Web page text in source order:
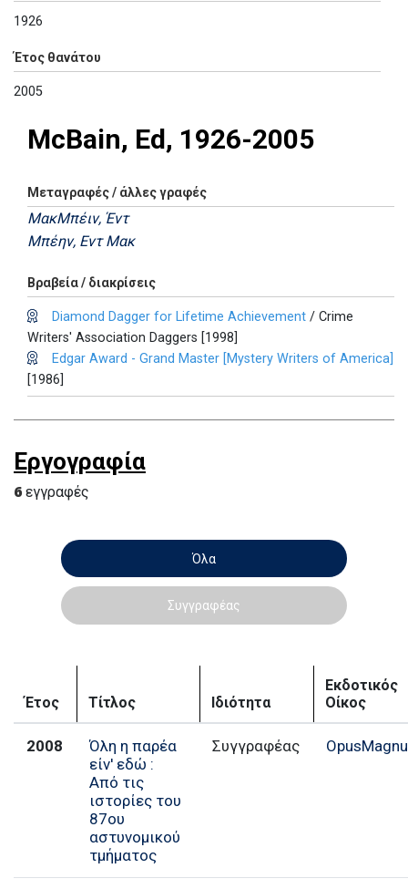
1926
Έτος θανάτου
2005
McBain, Ed, 1926-2005
Μεταγραφές / άλλες γραφές
ΜακΜπέιν, Έντ
Μπέην, Εντ Μακ
Βραβεία / διακρίσεις
Diamond Dagger for Lifetime Achievement / Crime
Writers' Association Daggers [1998]
Edgar Award - Grand Master [Mystery Writers of America]
[1986]
Εργογραφία
6 εγγραφές
Όλα
Συγγραφέας
Έτος Τίτλος Ιδιότητα
Εκδοτικός
Οίκος
2008
Όλη η παρέα
είν' εδώ :
Από τις
ιστορίες του
87ου
αστυνομικού
τμήματος
Συγγραφέας